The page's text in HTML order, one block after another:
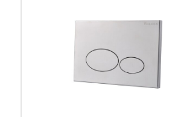
Wiesbaden X32 Metal Geborsteld
Gemaakt van hoogwaardig geborsteld staal
Stijlvolle en moderne uitstraling
Eenvoudig te installeren en te gebruiken